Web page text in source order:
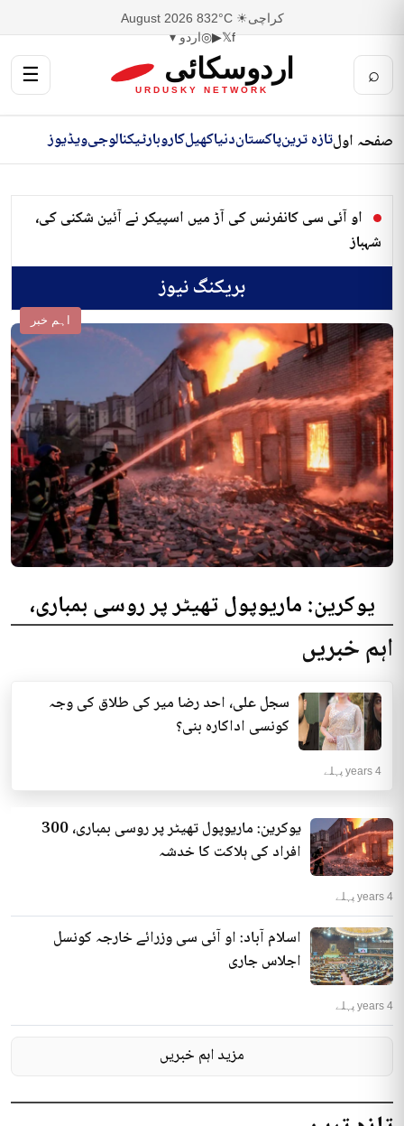
کراچی☀ 32°C
8 August 2026
f
𝕏
▶
◎اردو ▾
⌕ اردوسکائی
URDUSKY NETWORK
☰
صفحہ اولتازہ ترینپاکستاندنیاکھیلکاروبارٹیکنالوجیویڈیوز
او آئی سی کانفرنس کی آڑ میں اسپیکر نے آئین شکنی کی،
شہباز
بریکنگ نیوز
اہم خبر
یوکرین: ماریوپول تھیٹر پر روسی بمباری،
300 افراد کی ہلاکت کا خدشہ
کا خدشہ ظاہر کیا اور کہا کہ کم...
انٹرنیشنل | 4 years پہلے
اہم خبریں
سجل علی، احد رضا میر کی طلاق کی وجہ
کونسی اداکارہ بنی؟
4 years پہلے
یوکرین: ماریوپول تھیٹر پر روسی بمباری، 300
افراد کی ہلاکت کا خدشہ
4 years پہلے
اسلام آباد: او آئی سی وزرائے خارجہ کونسل
اجلاس جاری
4 years پہلے
مزید اہم خبریں